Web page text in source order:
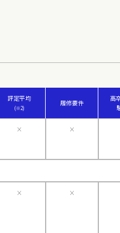
評定平均
(※2)
履修要件
高
× ×
× ×